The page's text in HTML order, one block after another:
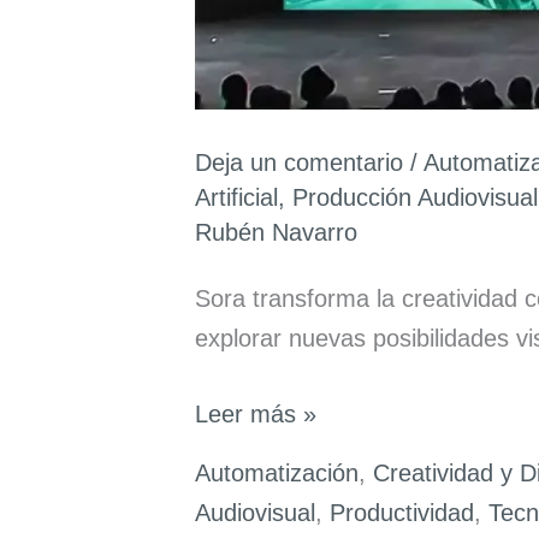
Deja un comentario /
Artificial , Producción Audiovisual
Rubén Navarro
Sora transforma la creatividad
explorar nuevas posibilidades
Sora:
Leer más »
Automatización, Creatividad y
Audiovisual , Productividad ,